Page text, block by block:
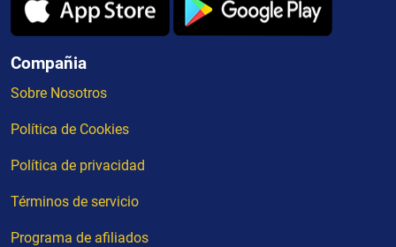
Compañia
Sobre Nosotros
Política de Cookies
Política de privacidad
Términos de servicio
Programa de afiliados